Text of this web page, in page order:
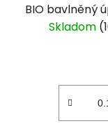
BIO bavlněný
Skladom